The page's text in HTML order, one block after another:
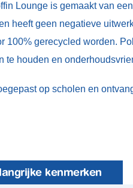
Lounge is gemaakt van
heeft geen negatieve
100% gerecycled worden.
te houden en
op scholen en
kenmerken